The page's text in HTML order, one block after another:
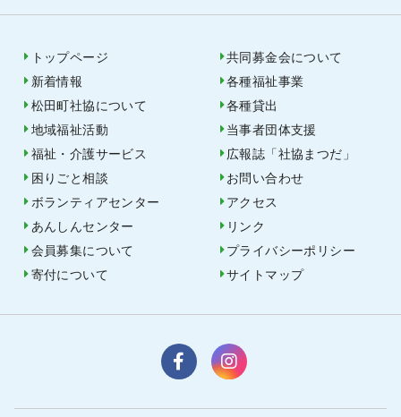
トップページ
新着情報
松田町社協について
地域福祉活動
福祉・介護サービス
困りごと相談
ボランティアセンター
あんしんセンター
会員募集について
寄付について
共同募金会について
各種福祉事業
各種貸出
当事者団体支援
広報誌「社協まつだ」
お問い合わせ
アクセス
リンク
プライバシーポリシー
サイトマップ